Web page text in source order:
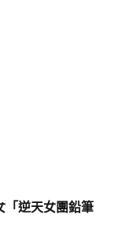
「逆天女團鉛筆